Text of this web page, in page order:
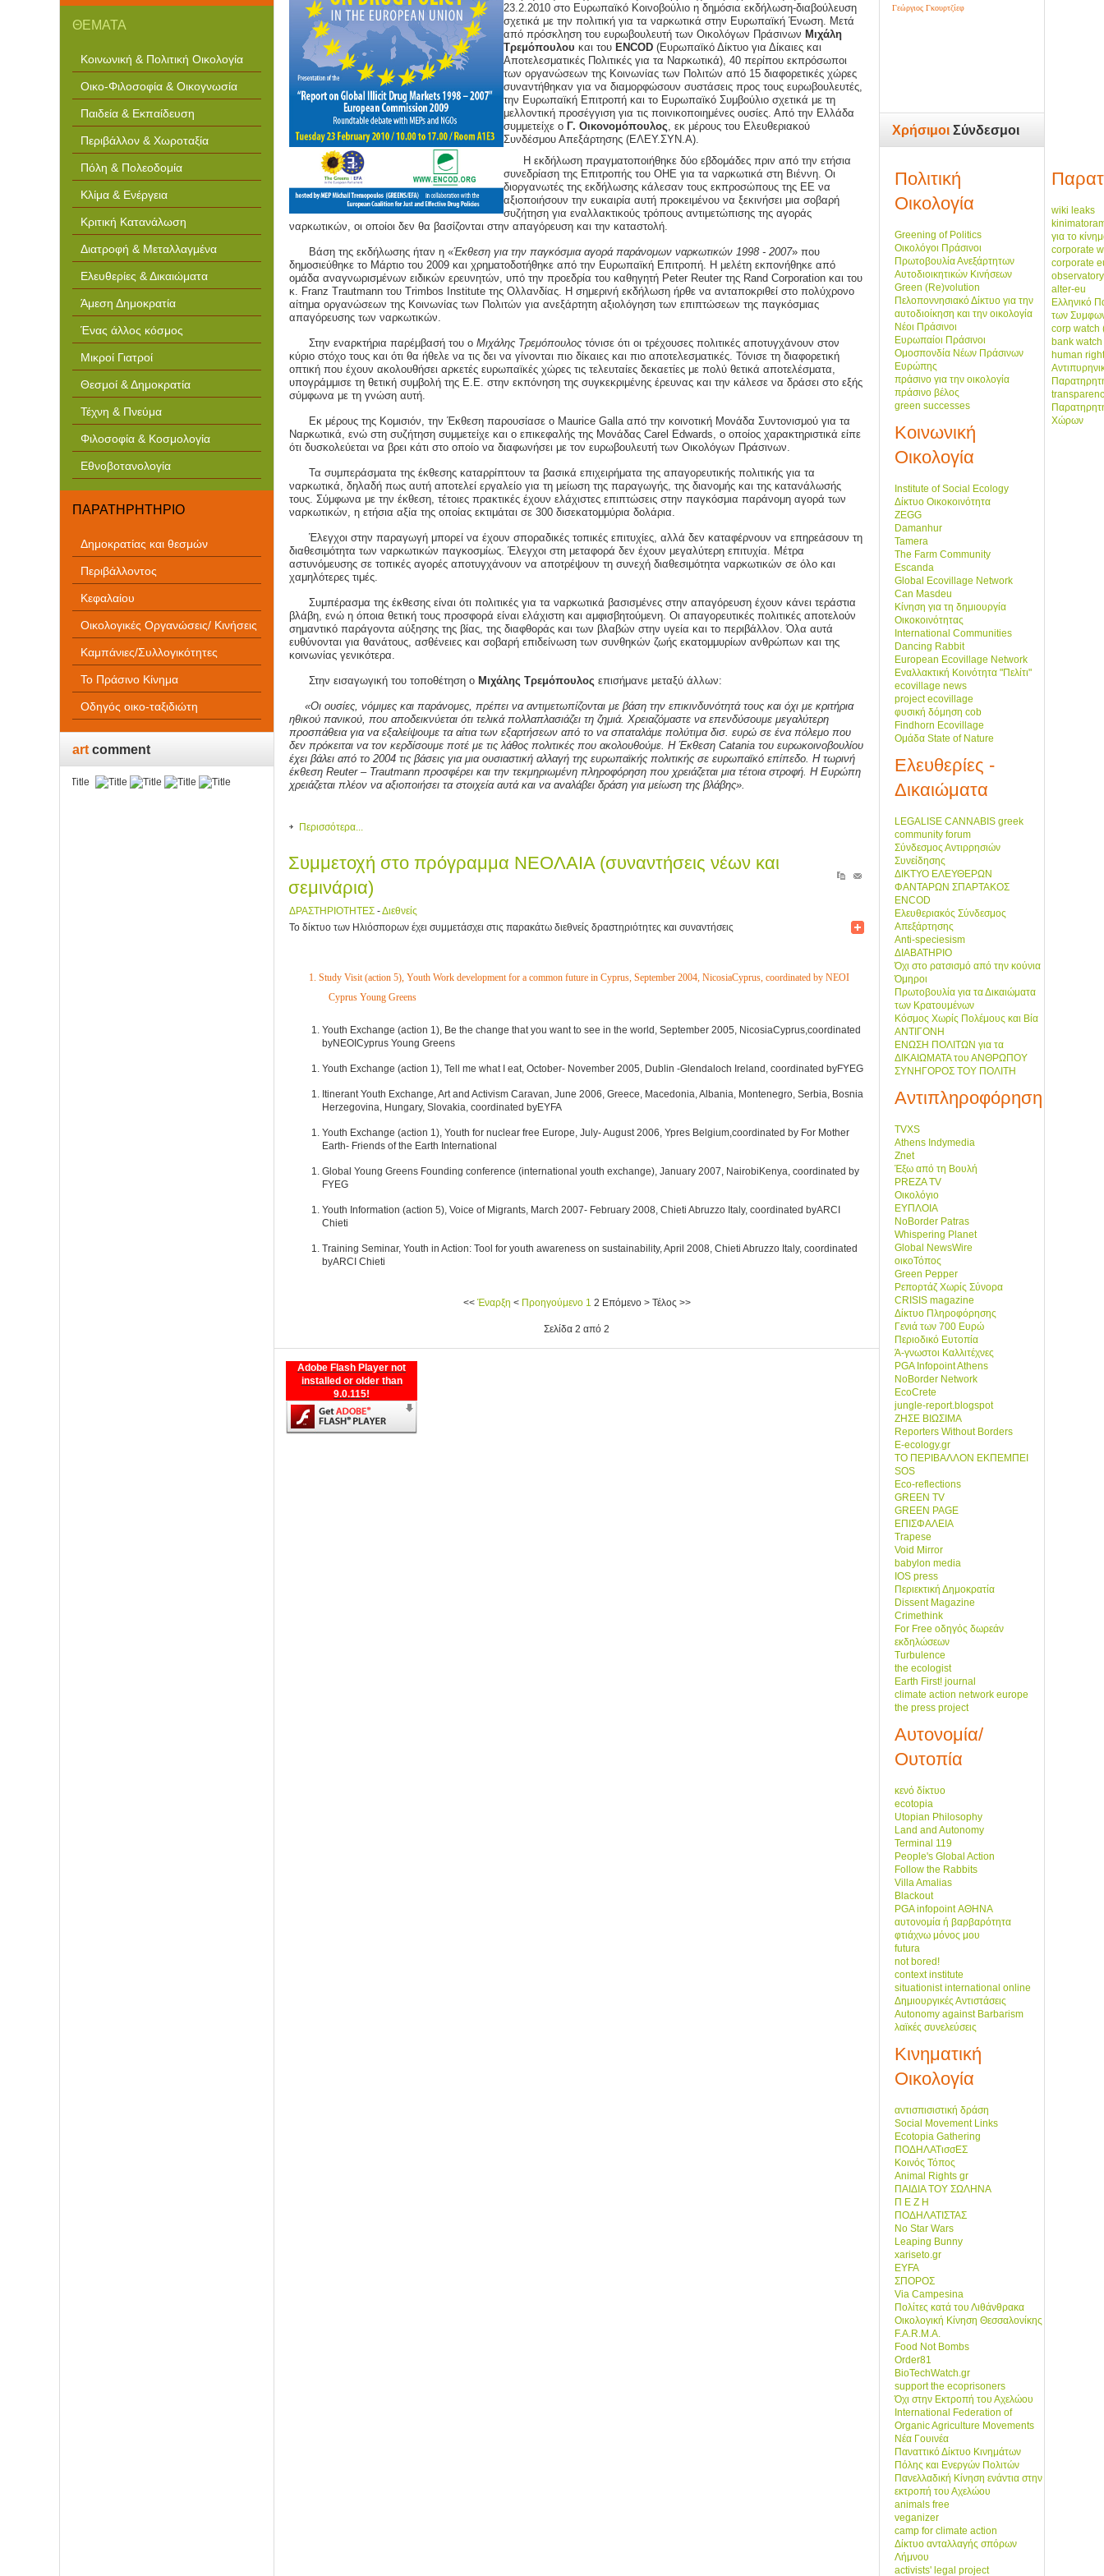
Γεώργιος Γκουρτζίεφ
Χρήσιμοι Σύνδεσμοι
Πολιτική
Οικολογία
Greening of Politics
Οικολόγοι Πράσινοι
Πρωτοβουλία Ανεξάρτητων
Αυτοδιοικητικών Κινήσεων
Green (Re)volution
Πελοποννησιακό Δίκτυο για την
αυτοδιοίκηση και την οικολογία
Νέοι Πράσινοι
Ευρωπαίοι Πράσινοι
Ομοσπονδία Νέων Πράσινων
Ευρώπης
πράσινο για την οικολογία
πράσινο βέλος
green successes
Κοινωνική
Οικολογία
Institute of Social Ecology
Δίκτυο Οικοκοινότητα
ZEGG
Damanhur
Tamera
The Farm Community
Escanda
Global Ecovillage Network
Can Masdeu
Κίνηση για τη δημιουργία
Οικοκοινότητας
International Communities
Dancing Rabbit
European Ecovillage Network
Εναλλακτική Κοινότητα "Πελίτι"
ecovillage news
project ecovillage
φυσική δόμηση cob
Findhorn Ecovillage
Ομάδα State of Nature
Ελευθερίες -
Δικαιώματα
LEGALISE CANNABIS greek
community forum
Σύνδεσμος Αντιρρησιών
Συνείδησης
ΔΙΚΤΥΟ ΕΛΕΥΘΕΡΩΝ
ΦΑΝΤΑΡΩΝ ΣΠΑΡΤΑΚΟΣ
ENCOD
Ελευθεριακός Σύνδεσμος
Απεξάρτησης
Anti-speciesism
ΔΙΑΒΑΤΗΡΙΟ
Όχι στο ρατσισμό από την κούνια
Όμηροι
Πρωτοβουλία για τα Δικαιώματα
των Κρατουμένων
Κόσμος Χωρίς Πολέμους και Βία
ΑΝΤΙΓΟΝΗ
ΕΝΩΣΗ ΠΟΛΙΤΩΝ για τα
ΔΙΚΑΙΩΜΑΤΑ του ΑΝΘΡΩΠΟΥ
ΣΥΝΗΓΟΡΟΣ ΤΟΥ ΠΟΛΙΤΗ
Αντιπληροφόρηση
TVXS
Athens Indymedia
Znet
Έξω από τη Βουλή
PREZA TV
Οικολόγιο
ΕΥΠΛΟΙΑ
NoBorder Patras
Whispering Planet
Global NewsWire
οικοΤόπος
Green Pepper
Ρεπορτάζ Χωρίς Σύνορα
CRISIS magazine
Δίκτυο Πληροφόρησης
Γενιά των 700 Ευρώ
Περιοδικό Ευτοπία
Ά-γνωστοι Καλλιτέχνες
PGA Infopoint Athens
NoBorder Network
EcoCrete
jungle-report.blogspot
ΖΗΣΕ ΒΙΩΣΙΜΑ
Reporters Without Borders
E-ecology.gr
ΤΟ ΠΕΡΙΒΑΛΛΟΝ ΕΚΠΕΜΠΕΙ
SOS
Eco-reflections
GREEN TV
GREEN PAGE
ΕΠΙΣΦΑΛΕΙΑ
Trapese
Void Mirror
babylon media
IOS press
Περιεκτική Δημοκρατία
Dissent Magazine
Crimethink
For Free οδηγός δωρεάν
εκδηλώσεων
Turbulence
the ecologist
Earth First! journal
climate action network europe
the press project
Αυτονομία/
Ουτοπία
κενό δίκτυο
ecotopia
Utopian Philosophy
Land and Autonomy
Terminal 119
People's Global Action
Follow the Rabbits
Villa Amalias
Blackout
PGA infopoint ΑΘΗΝΑ
αυτονομία ή βαρβαρότητα
φτιάχνω μόνος μου
futura
not bored!
context institute
situationist international online
Δημιουργικές Αντιστάσεις
Autonomy against Barbarism
λαϊκές συνελεύσεις
Κινηματική
Οικολογία
αντισπισιστική δράση
Social Movement Links
Ecotopia Gathering
ΠΟΔΗΛΑΤισσΕΣ
Κοινός Τόπος
Animal Rights gr
ΠΑΙΔΙΑ ΤΟΥ ΣΩΛΗΝΑ
Π Ε Ζ Η
ΠΟΔΗΛΑΤΙΣΤΑΣ
No Star Wars
Leaping Bunny
xariseto.gr
EYFA
ΣΠΟΡΟΣ
Via Campesina
Πολίτες κατά του Λιθάνθρακα
Οικολογική Κίνηση Θεσσαλονίκης
F.A.R.M.A.
Food Not Bombs
Order81
BioTechWatch.gr
support the ecoprisoners
Όχι στην Εκτροπή του Αχελώου
International Federation of
Organic Agriculture Movements
Νέα Γουινέα
Παναττικό Δίκτυο Κινημάτων
Πόλης και Ενεργών Πολιτών
Πανελλαδική Κίνηση ενάντια στην
εκτροπή του Αχελώου
animals free
veganizer
camp for climate action
Δίκτυο ανταλλαγής σπόρων
Λήμνου
activists' legal project
wiki leaks
για το
corporate
corporate
observatory
alter-eu
Ελληνικό
των
corp watch
bank
human
Χώρων
ΘΕΜΑΤΑ
Κοινωνική & Πολιτική Οικολογία
Οικο-Φιλοσοφία & Οικογνωσία
Παιδεία & Εκπαίδευση
Περιβάλλον & Χωροταξία
Πόλη & Πολεοδομία
Κλίμα & Ενέργεια
Κριτική Κατανάλωση
Διατροφή & Μεταλλαγμένα
Ελευθερίες & Δικαιώματα
Άμεση Δημοκρατία
Ένας άλλος κόσμος
Μικροί Γιατροί
Θεσμοί & Δημοκρατία
Τέχνη & Πνεύμα
Φιλοσοφία & Κοσμολογία
Εθνοβοτανολογία
ΠΑΡΑΤΗΡΗΤΗΡΙΟ
Δημοκρατίας και θεσμών
Περιβάλλοντος
Κεφαλαίου
Οικολογικές Οργανώσεις/ Κινήσεις
Καμπάνιες/Συλλογικότητες
Το Πράσινο Κίνημα
Οδηγός οικο-ταξιδιώτη
artcomment
23.2.2010 στο Ευρωπαϊκό Κοινοβούλιο η δημόσια εκδήλωση-διαβούλευση
σχετικά με την πολιτική για τα ναρκωτικά στην Ευρωπαϊκή Ένωση. Μετά
από πρόσκληση του ευρωβουλευτή των Οικολόγων Πράσινων Μιχάλη
Τρεμόπουλου και του ENCOD (Ευρωπαϊκό Δίκτυο για Δίκαιες και
Αποτελεσματικές Πολιτικές για τα Ναρκωτικά), 40 περίπου εκπρόσωποι
των οργανώσεων της Κοινωνίας των Πολιτών από 15 διαφορετικές χώρες
συναντήθηκαν για να διαμορφώσουν συστάσεις προς τους ευρωβουλευτές,
την Ευρωπαϊκή Επιτροπή και το Ευρωπαϊκό Συμβούλιο σχετικά με τη
μελλοντική προσέγγιση για τις ποινικοποιημένες ουσίες. Από την Ελλάδα
συμμετείχε ο Γ. Οικονομόπουλος, εκ μέρους του Ελευθεριακού
Συνδέσμου Απεξάρτησης (ΕΛΕΥ.ΣΥΝ.Α).
Η εκδήλωση πραγματοποιήθηκε δύο εβδομάδες πριν από την ετήσια
συνεδρίαση της Επιτροπής του ΟΗΕ για τα ναρκωτικά στη Βιέννη. Οι
διοργανωτές της εκδήλωσης κάλεσαν τους εκπροσώπους της ΕΕ να
αξιοποιήσουν την ευκαιρία αυτή προκειμένου να ξεκινήσει μια σοβαρή
συζήτηση για εναλλακτικούς τρόπους αντιμετώπισης της αγοράς
ναρκωτικών, οι οποίοι δεν θα βασίζονται στην απαγόρευση και την καταστολή.
Βάση της εκδήλωσης ήταν η «Έκθεση για την παγκόσμια αγορά παράνομων ναρκωτικών 1998 - 2007» που
δημοσιεύθηκε το Μάρτιο του 2009 και χρηματοδοτήθηκε από την Ευρωπαϊκή Επιτροπή. Η μελέτη εκπονήθηκε από
ομάδα αναγνωρισμένων ειδικών ερευνητών, υπό την προεδρία του καθηγητή Peter Reuter της Rand Corporation και του
κ. Franz Trautmann του Trimbos Institute της Ολλανδίας. Η σημερινή εκδήλωση ήρθε να ανταποκριθεί στο πολύχρονο
αίτημα οργανώσεων της Κοινωνίας των Πολιτών για ανεξάρτητη αξιολόγηση των επιπτώσεων της παγκόσμιας
απαγόρευσης των ναρκωτικών.
Στην εναρκτήρια παρέμβασή του ο Μιχάλης Τρεμόπουλος τόνισε ότι οι τρέχουσες πολιτικές αποτυγχάνουν στον
κύριο στόχο τους και ότι θα ήθελε να τις δει να γίνονται πιο δίκαιες και πιο αποτελεσματικές. Τόνισε τη διαφορετική
οπτική που έχουν ακολουθήσει αρκετές ευρωπαϊκές χώρες τις τελευταίες δεκαετίες με πολύ θετικά αποτελέσματα,
υπογράμμισε τη θετική συμβολή της Ε.Ε. στην εκπόνηση της συγκεκριμένης έρευνας και την κάλεσε να δράσει στο εξής
σύμφωνα με τη γνώση αυτή.
Εκ μέρους της Κομισιόν, την Έκθεση παρουσίασε ο Maurice Galla από την κοινοτική Μονάδα Συντονισμού για τα
Ναρκωτικά, ενώ στη συζήτηση συμμετείχε και ο επικεφαλής της Μονάδας Carel Edwards, ο οποίος χαρακτηριστικά είπε
ότι δυσκολεύεται να βρει κάτι στο οποίο να διαφωνήσει με τον ευρωβουλευτή των Οικολόγων Πράσινων.
Τα συμπεράσματα της έκθεσης καταρρίπτουν τα βασικά επιχειρήματα της απαγορευτικής πολιτικής για τα
ναρκωτικά, δηλαδή πως αυτή αποτελεί εργαλείο για τη μείωση της παραγωγής, της διανομής και της κατανάλωσής
τους. Σύμφωνα με την έκθεση, τέτοιες πρακτικές έχουν ελάχιστες επιπτώσεις στην παγκόσμια παράνομη αγορά των
ναρκωτικών, η ετήσια αξία της οποίας εκτιμάται σε 300 δισεκατομμύρια δολάρια.
Έλεγχοι στην παραγωγή μπορεί να έχουν σποραδικές τοπικές επιτυχίες, αλλά δεν καταφέρνουν να επηρεάσουν τη
διαθεσιμότητα των ναρκωτικών παγκοσμίως. Έλεγχοι στη μεταφορά δεν έχουν μεγαλύτερη επιτυχία. Μέτρα
αστυνόμευσης σε τοπικές αγορές αποτυγχάνουν να αποτρέψουν τη συνεχή διαθεσιμότητα ναρκωτικών σε όλο και
χαμηλότερες τιμές.
Συμπέρασμα της έκθεσης είναι ότι πολιτικές για τα ναρκωτικά βασισμένες στην απαγόρευση έχουν κάνει τεράστια
βλάβη, ενώ η όποια θετική τους προσφορά είναι ελάχιστη και αμφισβητούμενη. Οι απαγορευτικές πολιτικές αποτελούν
σημαντικό παράγοντα αύξησης της βίας, της διαφθοράς και των βλαβών στην υγεία και το περιβάλλον. Όλα αυτά
ευθύνονται για θανάτους, ασθένειες και σοβαρή επιδείνωση των συνθηκών ζωής εκατομμυρίων ανθρώπων και της
κοινωνίας γενικότερα.
Στην εισαγωγική του τοποθέτηση ο Μιχάλης Τρεμόπουλος επισήμανε μεταξύ άλλων:
«Οι ουσίες, νόμιμες και παράνομες, πρέπει να αντιμετωπίζονται με βάση την επικινδυνότητά τους και όχι με κριτήρια
ηθικού πανικού, που αποδεικνύεται ότι τελικά πολλαπλασιάζει τη ζημιά. Χρειαζόμαστε να επενδύσουμε μεγαλύτερη
προσπάθεια για να εξαλείψουμε τα αίτια των εξαρτήσεων από το να σπαταλάμε πολύτιμα δισ. ευρώ σε ένα πόλεμο που
δεν πρόκειται να τον κερδίσουμε ποτέ με τις λάθος πολιτικές που ακολουθούμε. Η Έκθεση Catania του ευρωκοινοβουλίου
έχει βάλει από το 2004 τις βάσεις για μια ουσιαστική αλλαγή της ευρωπαϊκής πολιτικής σε ευρωπαϊκό επίπεδο. Η τωρινή
έκθεση Reuter – Trautmann προσφέρει και την τεκμηριωμένη πληροφόρηση που χρειάζεται μια τέτοια στροφή. Η Ευρώπη
χρειάζεται πλέον να αξιοποιήσει τα στοιχεία αυτά και να αναλάβει δράση για μείωση της βλάβης».
Περισσότερα...
Συμμετοχή στο πρόγραμμα ΝΕΟΛΑΙΑ (συναντήσεις νέων και
σεμινάρια)
ΔΡΑΣΤΗΡΙΟΤΗΤΕΣ -Διεθνείς
Το δίκτυο των Ηλιόσπορων έχει συμμετάσχει στις παρακάτω διεθνείς δραστηριότητες και συναντήσεις
1. Study Visit (action 5), Youth Work development for a common future in Cyprus, September 2004, NicosiaCyprus, coordinated by NEOI
Cyprus Young Greens
Youth Exchange (action 1), Be the change that you want to see in the world, September 2005, NicosiaCyprus,coordinated
byNEOI Cyprus Young Greens
Youth Exchange (action 1), Tell me what I eat, October- November 2005, Dublin -Glendaloch Ireland, coordinated byFYEG
Itinerant Youth Exchange, Art and Activism Caravan, June 2006, Greece, Macedonia, Albania, Montenegro, Serbia, Bosnia
Herzegovina, Hungary, Slovakia, coordinated byEYFA
Youth Exchange (action 1), Youth for nuclear free Europe, July- August 2006, Ypres Belgium,coordinated by For Mother
Earth- Friends of the Earth International
Global Young Greens Founding conference (international youth exchange), January 2007, NairobiKenya, coordinated by
FYEG
Youth Information (action 5), Voice of Migrants, March 2007- February 2008, Chieti Abruzzo Italy, coordinated byARCI
Chieti
Training Seminar, Youth in Action: Tool for youth awareness on sustainability, April 2008, Chieti Abruzzo Italy, coordinated
byARCI Chieti
<< Έναρξη < Προηγούμενο 1 2 Επόμενο> Τέλος >>
Σελίδα 2 από 2
Adobe Flash Player not
installed or older than
9.0.115!